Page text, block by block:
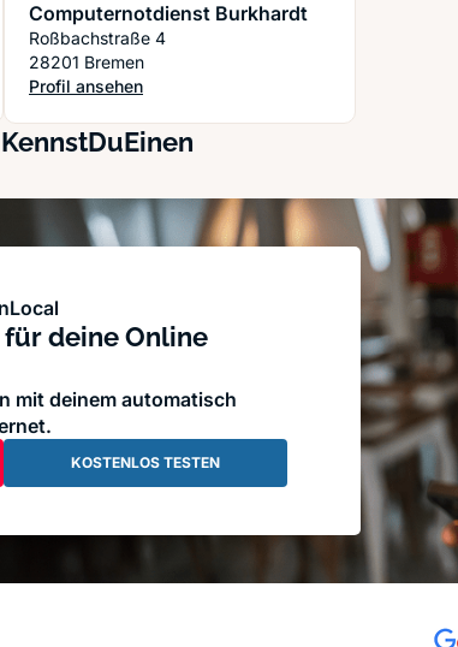
Computernotdienst Burkhardt
Roßbachstraße 4
28201 Bremen
Profil ansehen
: Computernotdienst Burkhardt
deine Online
mit deinem automatisch
KOSTENLOS TESTEN